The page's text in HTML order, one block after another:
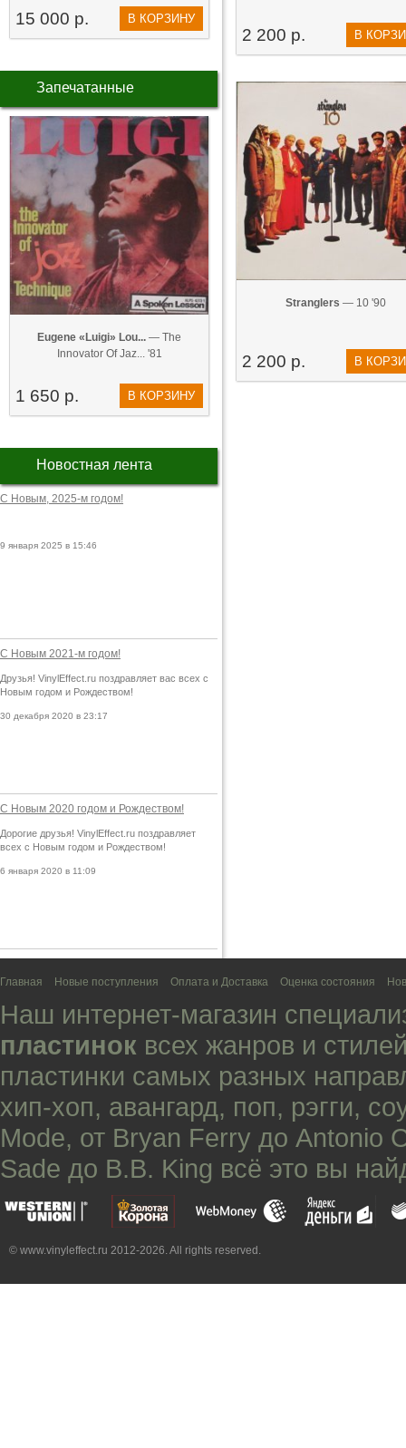
15 000 р. В КОРЗИНУ
Запечатанные
Eugene «Luigi» Lou... — The
Innovator Of Jaz... '81
1 650 р. В КОРЗИНУ
Новостная лента
С Новым, 2025-м годом!
9 января 2025 в 15:46
С Новым 2021-м годом!
Друзья! VinylEffect.ru поздравляет вас всех с
Новым годом и Рождеством!
30 декабря 2020 в 23:17
С Новым 2020 годом и Рождеством!
Дорогие друзья! VinylEffect.ru поздравляет
всех с Новым годом и Рождеством!
6 января 2020 в 11:09
2 200 р. В
Stranglers — 10 '90
2 200 р. В
Главная Новые поступления Оплата и Доставка Оценка состояния
Наш интернет-магазин
пластинок всех жанров и
пластинки самых разных
хип-хоп, авангард, поп, рэгги,
Mode, от Bryan Ferry до Antonio
Sade до B.B. King всё это вы
© www.vinyleffect.ru 2012-2026. All rights reserved.